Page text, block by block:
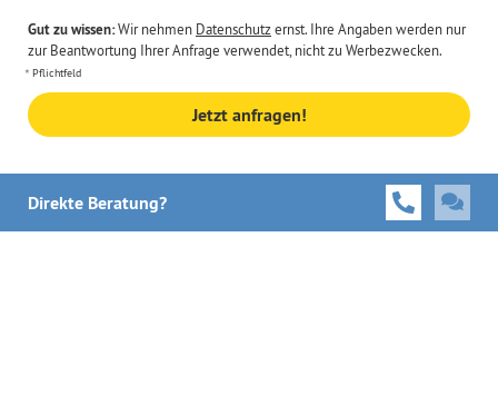
Gut zu wissen:Wir nehmen Datenschutzernst. Ihre Angaben werden nur
zur Beantwortung Ihrer Anfrage verwendet, nicht zu Werbezwecken.
Pflichtfeld
Jetzt anfragen!
Direkte Beratung?